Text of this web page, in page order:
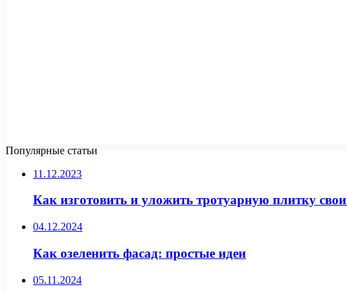
Популярные статьи
11.12.2023
Как изготовить и уложить тротуарную плитку
04.12.2024
Как озеленить фасад: простые идеи
05.11.2024